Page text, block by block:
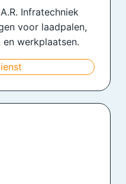
Infratechniek
voor laadpalen,
werkplaatsen.